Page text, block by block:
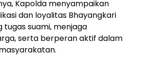
Kapolda menyampaikan
dan loyalitas Bhayangkari
suami, menjaga
serta berperan aktif dalam